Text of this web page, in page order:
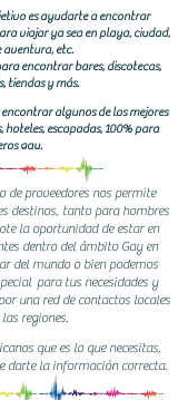
es ayudarte a encontrar
viajar ya sea en playa, ciudad,
aventura, etc.
encontrar bares, discotecas,
tiendas y más.
algunos de los mejores
hoteles, escapadas, 100% para
gay.
proveedores nos permite
destinos, tanto para hombres
la oportunidad de estar en
dentro del ámbito Gay en
del mundo o bien podemos
para tus necesidades y
una red de contactos locales
regiones.
que es lo que necesitas,
darte la información correcta.